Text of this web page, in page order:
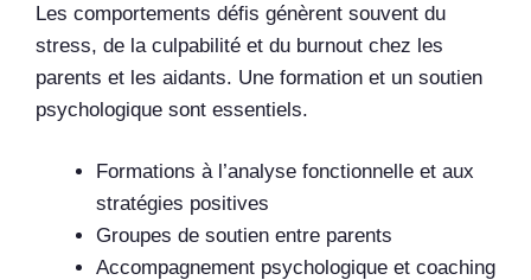
Les comportements défis génèrent souvent du
stress, de la culpabilité et du burnout chez les
parents et les aidants. Une formation et un soutien
psychologique sont essentiels.
Formations à l’analyse fonctionnelle et aux
stratégies positives
Groupes de soutien entre parents
Accompagnement psychologique et coaching